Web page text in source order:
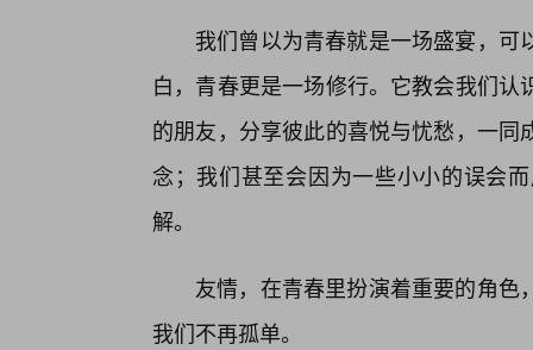
我们曾以为青春就是一场盛宴，
白，青春更是一场修行。它教会我们
的朋友，分享彼此的喜悦与忧愁，一
念；我们甚至会因为一些小小的误会
解。
友情，在青春里扮演着重要的角
我们不再孤单。